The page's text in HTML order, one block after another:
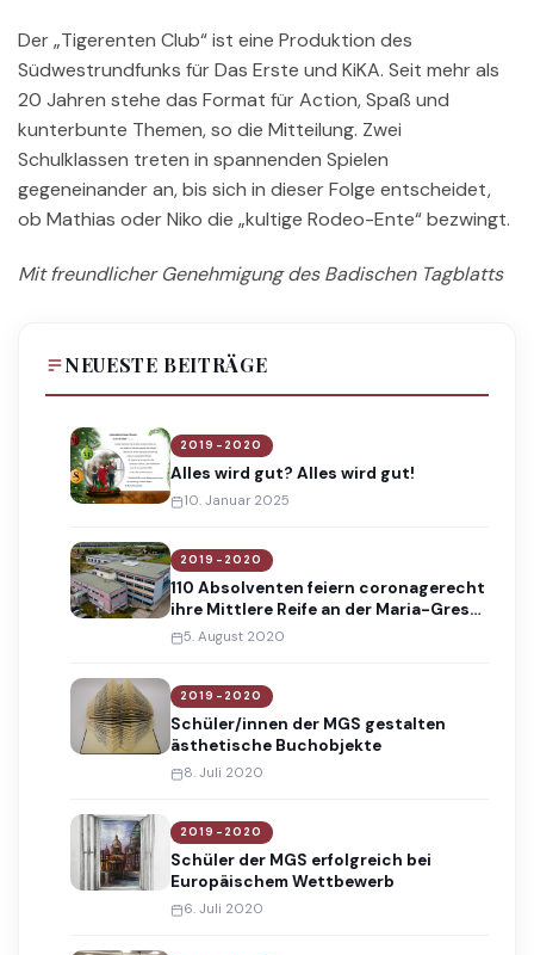
Der „Tigerenten Club“ ist eine Produktion des
Südwestrundfunks für Das Erste und KiKA. Seit mehr als
20 Jahren stehe das Format für Action, Spaß und
kunterbunte Themen, so die Mitteilung. Zwei
Schulklassen treten in spannenden Spielen
gegeneinander an, bis sich in dieser Folge entscheidet,
ob Mathias oder Niko die „kultige Rodeo-Ente“ bezwingt.
Mit freundlicher Genehmigung des Badischen Tagblatts
NEUESTE BEITRÄGE
2019-2020
Alles wird gut? Alles wird gut!
10. Januar 2025
2019-2020
110 Absolventen feiern coronagerecht
ihre Mittlere Reife an der Maria-Gress-
Schule
5. August 2020
2019-2020
Schüler/innen der MGS gestalten
ästhetische Buchobjekte
8. Juli 2020
2019-2020
Schüler der MGS erfolgreich bei
Europäischem Wettbewerb
6. Juli 2020